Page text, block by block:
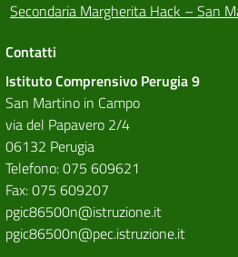
Secondaria Margherita Hack – San
Contatti
Istituto Comprensivo Perugia 9
San Martino in Campo
via del Papavero 2/4
06132 Perugia
Telefono: 075 609621
Fax: 075 609207
pgic86500n@istruzione.it
pgic86500n@pec.istruzione.it